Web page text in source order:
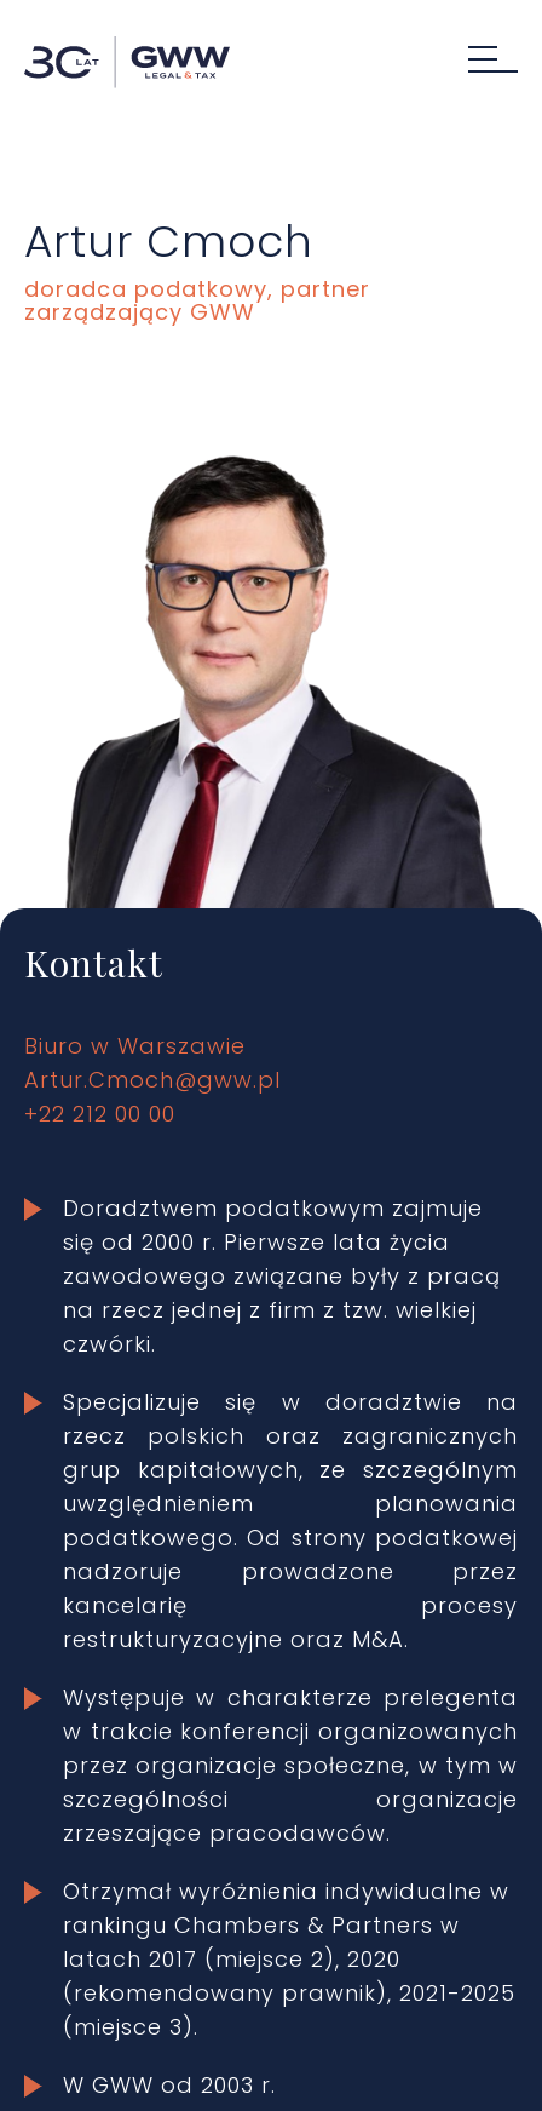
Artur Cmoch
doradca podatkowy, partner
zarządzający GWW
Kontakt
Biuro w Warszawie
Artur.Cmoch@gww.pl
+22 212 00 00
Doradztwem podatkowym zajmuje
się od 2000 r. Pierwsze lata życia
zawodowego związane były z pracą
na rzecz jednej z firm z tzw. wielkiej
czwórki.
Specjalizuje się w doradztwie na
rzecz polskich oraz zagranicznych
grup kapitałowych, ze szczególnym
uwzględnieniem planowania
podatkowego. Od strony podatkowej
nadzoruje prowadzone przez
kancelarię procesy
restrukturyzacyjne oraz M&A.
Występuje w charakterze prelegenta
w trakcie konferencji organizowanych
przez organizacje społeczne, w tym w
szczególności organizacje
zrzeszające pracodawców.
Otrzymał wyróżnienia indywidualne w
rankingu Chambers & Partners w
latach 2017 (miejsce 2), 2020
(rekomendowany prawnik), 2021-2025
(miejsce 3).
W GWW od 2003 r.